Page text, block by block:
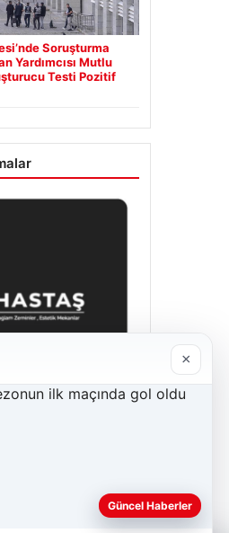
Soruşturma
Yardımcısı Mutlu
Testi Pozitif
×
Güncel Haberler